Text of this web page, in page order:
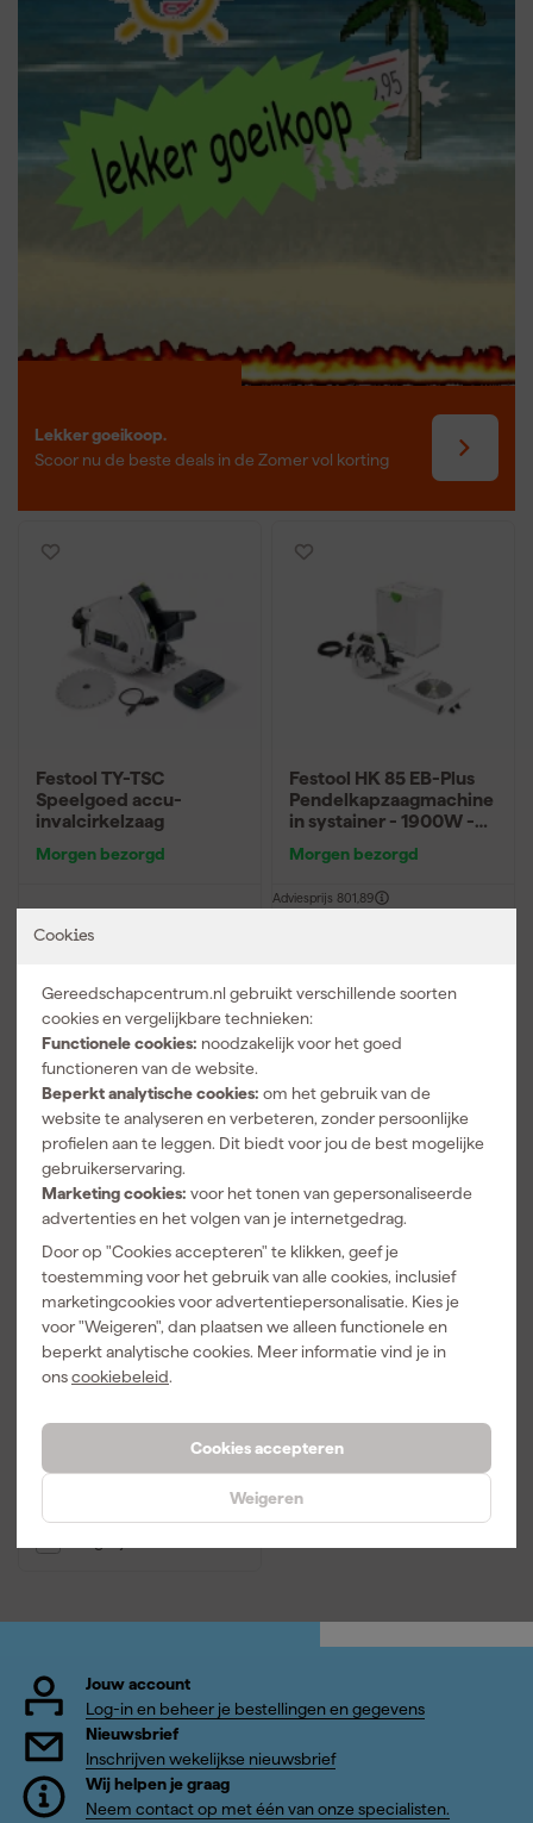
Cookies
Gereedschapcentrum.nl gebruikt verschillende soorten
cookies en vergelijkbare technieken:
Functionele cookies: noodzakelijk voor het goed
functioneren van de website.
Beperkt analytische cookies: om het gebruik van de
website te analyseren en verbeteren, zonder persoonlijke
profielen aan te leggen. Dit biedt voor jou de best mogelijke
gebruikerservaring.
Marketing cookies: voor het tonen van gepersonaliseerde
advertenties en het volgen van je internetgedrag.
Door op "Cookies accepteren" te klikken, geef je
toestemming voor het gebruik van alle cookies, inclusief
marketingcookies voor advertentiepersonalisatie. Kies je
voor "Weigeren", dan plaatsen we alleen functionele en
beperkt analytische cookies. Meer informatie vind je in
onscookiebeleid.
Cookies accepteren
Weigeren
Lekker goeikoop.
Scoor nu de beste deals in de Zomer vol korting
Festool TY-TSC
Speelgoed accu-
invalcirkelzaag
Morgen bezorgd
57,19
Vergelijk
Festool HK 85 EB-Plus
Pendelkapzaagmachine
in systainer - 1900W -
Morgen bezorgd
Adviesprijs 801,89
Festool HK 85 EB-Plus-
FS
Pendelkapzaagmachine
incl. geleiderail in
Morgen bezorgd
Adviesprijs
915,99
Jouw account
Log-in en beheer je bestellingen en gegevens
Nieuwsbrief
Inschrijven wekelijkse nieuwsbrief
Wij helpen je graag
Neem contact op met één van onze specialisten.